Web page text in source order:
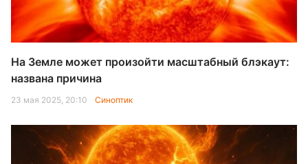
На Земле может произойти масштабный блэкаут:
названа причина
23 мая 2025, 20:10 Синоптик